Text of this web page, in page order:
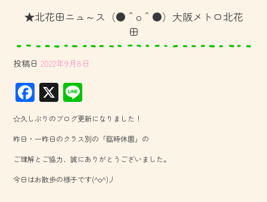
★北花田ニュ～ス（●＾o＾●）大阪メトロ北花
田
投稿日 2022年9月8日
F
ac
e
b
o
ok
X
ne
☆久しぶりのブログ更新になりました！
昨日・一昨日のクラス別の「臨時休園」の
ご理解とご協力、誠にありがとうございました。
今日はお散歩の様子です(^o^)丿